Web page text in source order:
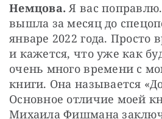
Немцова. Я вас
вышла за месяц до
январе 2022 года. Просто
и кажется, что уже как
очень много времени с
книги. Она называется
Основное отличие моей
Михаила Фишмана